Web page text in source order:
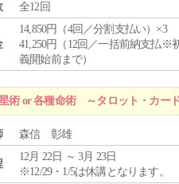
全12回
14,850円（4回／分割支払い）×3
41,250円（12回／一括前納支払※
義開始前まで）
術 or 各種命術 ～タロット・カー
森信 彰雄
12月 22日 ～ 3月 23日
※12/29・1/5は休講となります。